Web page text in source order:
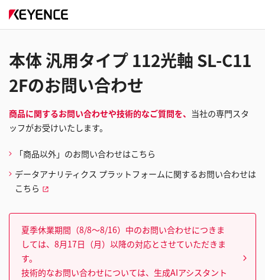
本体 汎用タイプ 112光軸 SL-C11
2Fのお問い合わせ
商品に関するお問い合わせや技術的なご質問を、 当社の専門スタ
ッフがお受けいたします。
「商品以外」のお問い合わせはこちら
データアナリティクス プラットフォームに関するお問い合わせは
こちら
夏季休業期間（8/8～8/16）中のお問い合わせにつきま
しては、8月17日（月）以降の対応とさせていただきま
す。
技術的なお問い合わせについては、生成AIアシスタント